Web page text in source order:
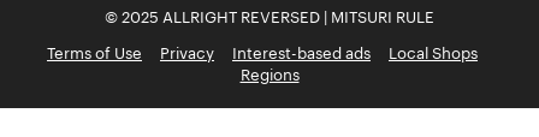
© 2025 ALLRIGHT REVERSED | MITSURI RULE
Terms of Use
Privacy Interest-based ads
Local Shops
Regions